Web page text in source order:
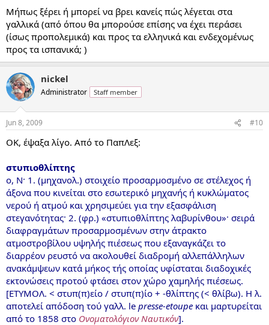
Μήπως ξέρει ή μπορεί να βρει κανείς πώς λέγεται στα
γαλλικά (από όπου θα μπορούσε επίσης να έχει περάσει
(ίσως προπολεμικά) και προς τα ελληνικά και ενδεχομένως
προς τα ισπανικά; )
nickel
Administrator Staff member
Jun 8, 2009 #10
ΟΚ, έψαξα λίγο. Από το ΠαπΛεξ:
στυπιοθλίπτης
ο, Ν· 1. (μηχανολ.) στοιχείο προσαρμοσμένο σε στέλεχος ή
άξονα που κινείται στο εσωτερικό μηχανής ή κυκλώματος
νερού ή ατμού και χρησιμεύει για την εξασφάλιση
στεγανότητας· 2. (φρ.) «στυπιοθλίπτης λαβυρίνθου»· σειρά
διαφραγμάτων προσαρμοσμένων στην άτρακτο
ατμοστροβίλου υψηλής πιέσεως που εξαναγκάζει το
διαρρέον ρευστό να ακολουθεί διαδρομή αλλεπάλληλων
ανακάμψεων κατά μήκος τής οποίας υφίσταται διαδοχικές
εκτονώσεις προτού φτάσει στον χώρο χαμηλής πιέσεως.
[ΕΤΥΜΟΛ. < στυπ(π)είο / στυπ(π)ίο + -θλίπτης (< θλίβω). Η λ.
αποτελεί απόδοση τού γαλλ. le presse-etoupe και μαρτυρείται
από το 1858 στο Ονοματολόγιον Ναυτικόν].